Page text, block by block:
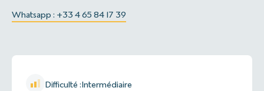
Whatsapp : +33 4 65 84 17 39
Difficulté :Intermédiaire